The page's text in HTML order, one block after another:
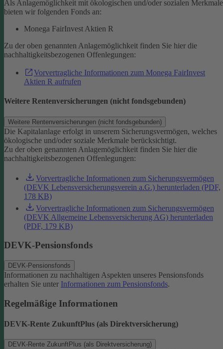
Als Anlagemöglichkeit mit ökologischen und/oder sozialen
bieten wir folgenden Fonds an:
Monega FairInvest Aktien R
Zu der oben genannten Anlagemöglichkeit finden Sie hier die
nachhaltigkeitsbezogenen Offenlegungen:
Vorvertragliche Informationen zum Monega FairInvest
Aktien R aufrufen
Weitere Rentenversicherungen (nicht fondsgebunden)
Weitere Rentenversicherungen (nicht fondsgebunden)
Die Kapitalanlage erfolgt in unserem Sicherungsvermögen, welches
ökologische und/oder soziale Merkmale berücksichtigt.
Zu der oben genannten Anlagemöglichkeit finden Sie hier die
nachhaltigkeitsbezogenen Offenlegungen:
Vorvertragliche Informationen zum Sicherungsvermögen
(DEVK Lebensversicherungsverein a.G.) herunterladen (PDF,
178 KB)
Vorvertragliche Informationen zum Sicherungsvermögen
(DEVK Allgemeine Lebensversicherung AG) herunterladen
(PDF, 179 KB)
DEVK-Pensionsfonds
DEVK-Pensionsfonds
Informationen zu nachhaltigen Aspekten unseres Pensionsfonds
erhalten Sie unter Informationen zum Pensionsfonds.
Regelmäßige Informationen
DEVK-Rente ZukunftPlus (als Direktversicherung)
DEVK-Rente ZukunftPlus (als Direktversicherung)